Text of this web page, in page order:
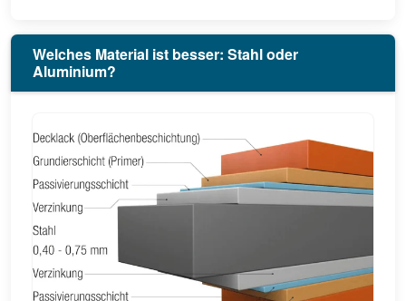
Welches Material ist besser: Stahl oder
Aluminium?